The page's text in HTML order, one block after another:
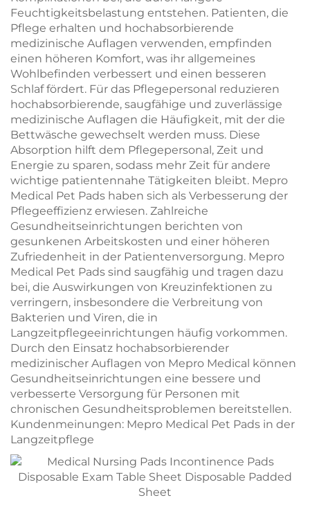
Feuchtigkeitsbelastung entstehen. Patienten, die
Pflege erhalten und hochabsorbierende
medizinische Auflagen verwenden, empfinden
einen höheren Komfort, was ihr allgemeines
Wohlbefinden verbessert und einen besseren
Schlaf fördert. Für das Pflegepersonal reduzieren
hochabsorbierende, saugfähige und zuverlässige
medizinische Auflagen die Häufigkeit, mit der die
Bettwäsche gewechselt werden muss. Diese
Absorption hilft dem Pflegepersonal, Zeit und
Energie zu sparen, sodass mehr Zeit für andere
wichtige patientennahe Tätigkeiten bleibt. Mepro
Medical Pet Pads haben sich als Verbesserung der
Pflegeeffizienz erwiesen. Zahlreiche
Gesundheitseinrichtungen berichten von
gesunkenen Arbeitskosten und einer höheren
Zufriedenheit in der Patientenversorgung. Mepro
Medical Pet Pads sind saugfähig und tragen dazu
bei, die Auswirkungen von Kreuzinfektionen zu
verringern, insbesondere die Verbreitung von
Bakterien und Viren, die in
Langzeitpflegeeinrichtungen häufig vorkommen.
Durch den Einsatz hochabsorbierender
medizinischer Auflagen von Mepro Medical können
Gesundheitseinrichtungen eine bessere und
verbesserte Versorgung für Personen mit
chronischen Gesundheitsproblemen bereitstellen.
Kundenmeinungen: Mepro Medical Pet Pads in der
Langzeitpflege